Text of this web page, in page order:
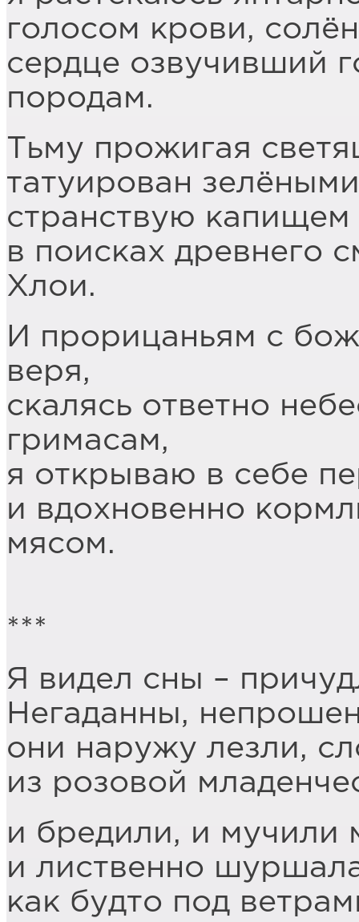
голосом крови,
сердце озвучивший
породам.
Тьму прожигая
татуирован
странствую
в поисках древнего
Хлои.
И прорицаньям с
веря,
скалясь ответно
гримасам,
я открываю в себе
и вдохновенно
мясом.
***
Я видел сны –
Негаданны,
они наружу лезли,
из розовой
и бредили, и мучили
и лиственно
как будто под